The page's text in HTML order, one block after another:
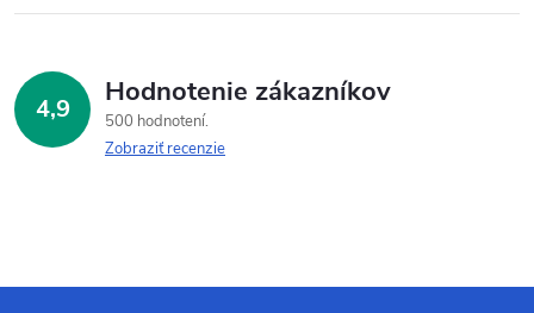
4,9 Hodnotenie zákazníkov
500 hodnotení
Zobraziť recenzie